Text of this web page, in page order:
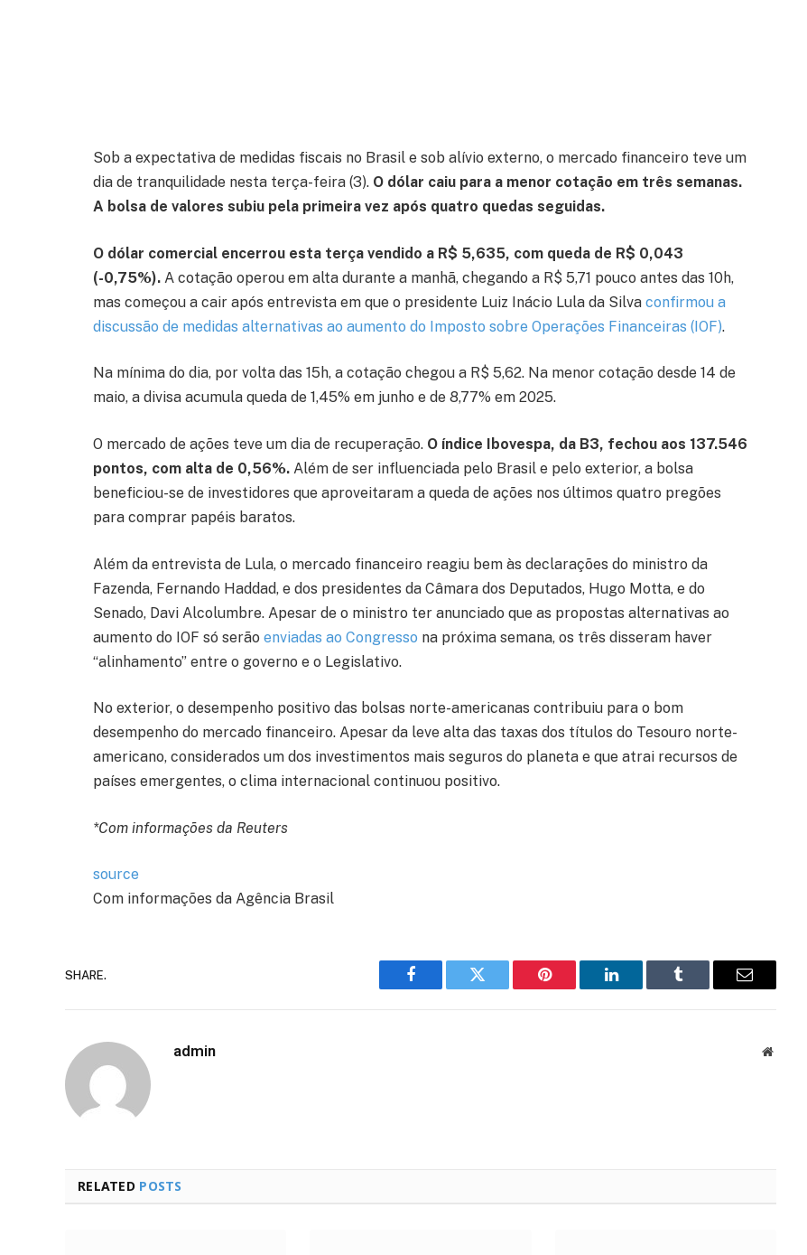
Sob a expectativa de medidas fiscais no Brasil e sob alívio externo, o mercado financeiro teve um
dia de tranquilidade nesta terça-feira (3). O dólar caiu para a menor cotação em três semanas.
A bolsa de valores subiu pela primeira vez após quatro quedas seguidas.
O dólar comercial encerrou esta terça vendido a R$ 5,635, com queda de R$ 0,043
(-0,75%). A cotação operou em alta durante a manhã, chegando a R$ 5,71 pouco antes das 10h,
mas começou a cair após entrevista em que o presidente Luiz Inácio Lula da Silva confirmou a
discussão de medidas alternativas ao aumento do Imposto sobre Operações Financeiras (IOF).
Na mínima do dia, por volta das 15h, a cotação chegou a R$ 5,62. Na menor cotação desde 14 de
maio, a divisa acumula queda de 1,45% em junho e de 8,77% em 2025.
O mercado de ações teve um dia de recuperação. O índice Ibovespa, da B3, fechou aos 137.546
pontos, com alta de 0,56%. Além de ser influenciada pelo Brasil e pelo exterior, a bolsa
beneficiou-se de investidores que aproveitaram a queda de ações nos últimos quatro pregões
para comprar papéis baratos.
Além da entrevista de Lula, o mercado financeiro reagiu bem às declarações do ministro da
Fazenda, Fernando Haddad, e dos presidentes da Câmara dos Deputados, Hugo Motta, e do
Senado, Davi Alcolumbre. Apesar de o ministro ter anunciado que as propostas alternativas ao
aumento do IOF só serão enviadas ao Congresso na próxima semana, os três disseram haver
“alinhamento” entre o governo e o Legislativo.
No exterior, o desempenho positivo das bolsas norte-americanas contribuiu para o bom
desempenho do mercado financeiro. Apesar da leve alta das taxas dos títulos do Tesouro norte-
americano, considerados um dos investimentos mais seguros do planeta e que atrai recursos de
países emergentes, o clima internacional continuou positivo.
*Com informações da Reuters
source
Com informações da Agência Brasil
SHARE.
Facebook Twitter Pinterest LinkedIn Tumblr Email
admin Website
RELATED POSTS